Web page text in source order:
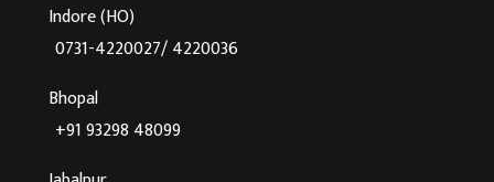
Indore (HO)
0731-4220027/ 4220036
Bhopal
+91 93298 48099